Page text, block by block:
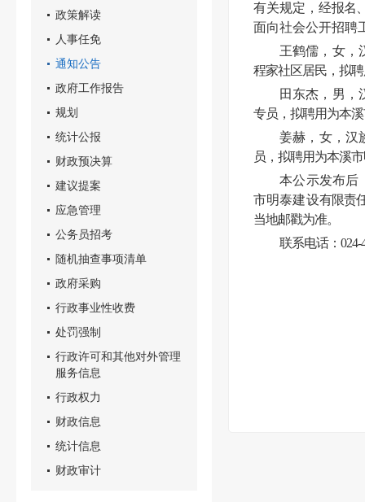
政策解读
人事任免
通知公告
政府工作报告
规划
统计公报
财政预决算
建议提案
应急管理
公务员招考
随机抽查事项清单
政府采购
行政事业性收费
处罚强制
行政许可和其他对外管理
服务信息
行政权力
财政信息
统计信息
财政审计
有关规定，经报名
面向社会公开招聘
王鹤儒，女，
程家社区居民，拟
田东杰，男，
专员，拟聘用为本
姜赫，女，汉
员，拟聘用为本溪
本公示发布后
市明泰建设有限责
当地邮戳为准。
联系电话：024-